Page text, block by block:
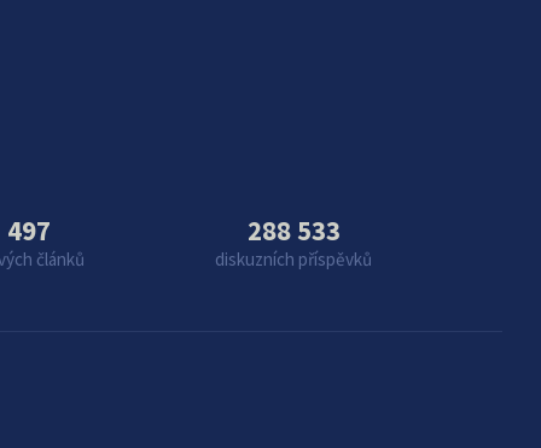
497
článků
288 533
diskuzních příspěvků